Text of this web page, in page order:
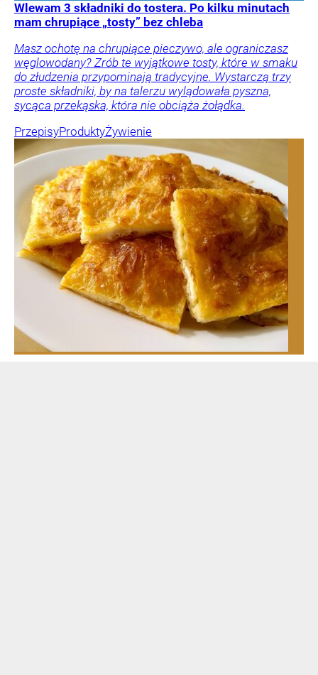
Wlewam 3 składniki do tostera. Po kilku minutach
mam chrupiące „tosty” bez chleba
Masz ochotę na chrupiące pieczywo, ale ograniczasz
węglowodany? Zrób te wyjątkowe tosty, które w smaku
do złudzenia przypominają tradycyjne. Wystarczą trzy
proste składniki, by na talerzu wylądowała pyszna,
sycąca przekąska, która nie obciąża żołądka.
PrzepisyProduktyŻywienie